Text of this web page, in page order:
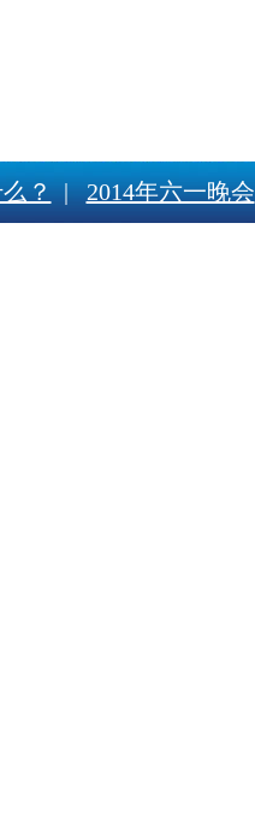
？ | 2014年六一晚会